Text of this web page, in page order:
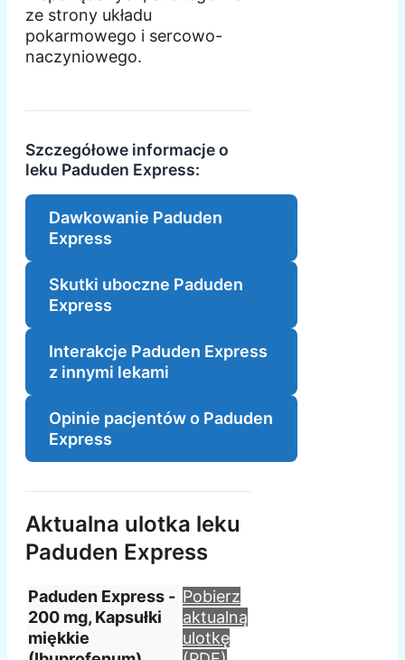
ze strony układu
pokarmowego i sercowo-
naczyniowego.
Szczegółowe informacje o
leku Paduden Express:
Dawkowanie Paduden
Express
Skutki uboczne Paduden
Express
Interakcje Paduden Express
z innymi lekami
Opinie pacjentów o Paduden
Express
Aktualna ulotka leku
Paduden Express
Paduden Express -
200 mg, Kapsułki
miękkie
Pobierz
aktualną
ulotkę